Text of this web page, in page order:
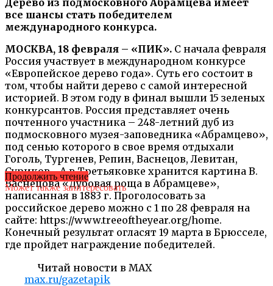
все шансы стать победителем
международного конкурса.
МОСКВА, 18 февраля – «ПИК». С начала февраля
Россия участвует в международном конкурсе
«Европейское дерево года». Суть его состоит в
том, чтобы найти дерево с самой интересной
историей. В этом году в финал вышли 15 зеленых
конкурсантов. Россия представляет очень
почтенного участника – 248-летний дуб из
подмосковного музея-заповедника «Абрамцево»,
под сенью которого в свое время отдыхали
Гоголь, Тургенев, Репин, Васнецов, Левитан,
Суриков… А в Третьяковке хранится картина В.
Васнецова «Дубовая роща в Абрамцеве»,
написанная в 1883 г. Проголосовать за
российское дерево можно с 1 по 28 февраля на
сайте: https://www.treeoftheyear.org/home.
Конечный результат огласят 19 марта в Брюсселе,
где пройдет награждение победителей.
Читай новости в MAX
max.ru/gazetapik
Продолжить чтение
Может также заинтересовать